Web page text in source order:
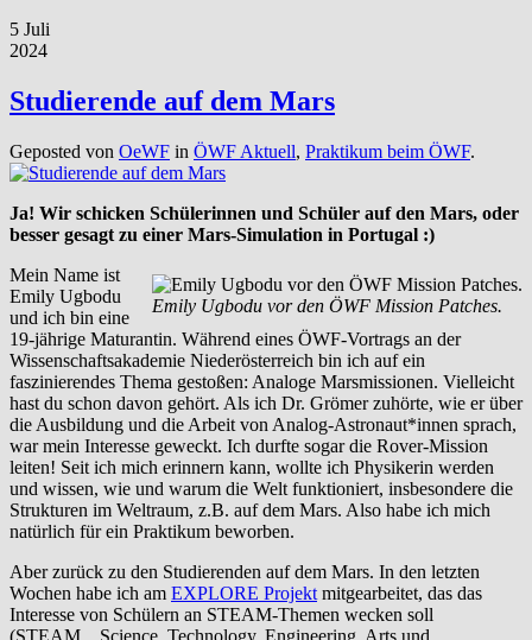
5 Juli
2024
Studierende auf dem Mars
Geposted von OeWF in ÖWF Aktuell, Praktikum beim ÖWF.
Ja! Wir schicken Schülerinnen und Schüler auf den Mars, oder
besser gesagt zu einer Mars-Simulation in Portugal :)
Emily Ugbodu vor den ÖWF Mission Patches.
Mein Name ist
Emily Ugbodu
und ich bin eine
19-jährige Maturantin. Während eines ÖWF-Vortrags an der
Wissenschaftsakademie Niederösterreich bin ich auf ein
faszinierendes Thema gestoßen: Analoge Marsmissionen. Vielleicht
hast du schon davon gehört. Als ich Dr. Grömer zuhörte, wie er über
die Ausbildung und die Arbeit von Analog-Astronaut*innen sprach,
war mein Interesse geweckt. Ich durfte sogar die Rover-Mission
leiten! Seit ich mich erinnern kann, wollte ich Physikerin werden
und wissen, wie und warum die Welt funktioniert, insbesondere die
Strukturen im Weltraum, z.B. auf dem Mars. Also habe ich mich
natürlich für ein Praktikum beworben.
Aber zurück zu den Studierenden auf dem Mars. In den letzten
Wochen habe ich am EXPLORE Projekt mitgearbeitet, das das
Interesse von Schülern an STEAM-Themen wecken soll
(STEAM…Science, Technology, Engineering, Arts und